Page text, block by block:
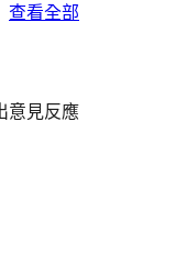
查看全部
評
意見反應